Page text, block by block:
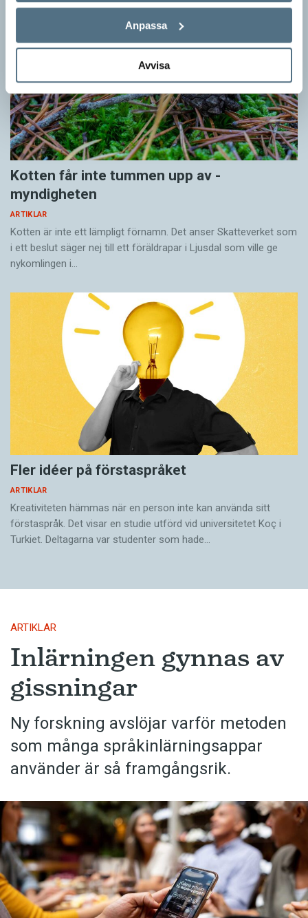
Anpassa
Avvisa
Kotten får inte tummen upp av ­
myndigheten
ARTIKLAR
Kotten är inte ett lämpligt förnamn. Det anser Skatte­verket som
i ett beslut säger nej till ett föräldra­par i Ljusdal som ville ge
nykomlingen i…
Fler idéer på förstaspråket
ARTIKLAR
Kreativiteten hämmas när en person inte kan använda sitt
förstaspråk. Det visar en studie utförd vid universitetet Koç i
Turkiet. Deltagarna var studenter som hade…
ARTIKLAR
Inlärningen gynnas av
gissningar
Ny forskning avslöjar varför metoden
som många språkinlärningsappar
använder är så framgångsrik.